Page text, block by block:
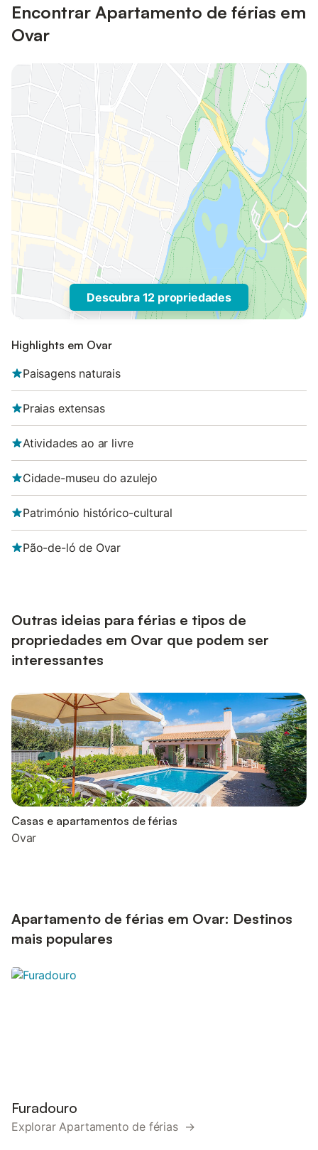
Encontrar Apartamento de férias em
Ovar
Descubra 12 propriedades
Highlights em Ovar
Paisagens naturais
Praias extensas
Atividades ao ar livre
Cidade-museu do azulejo
Património histórico-cultural
Pão-de-ló de Ovar
Outras ideias para férias e tipos de
propriedades em Ovar que podem ser
interessantes
Casas e apartamentos de férias
Ovar
Apartamento de férias em Ovar: Destinos
mais populares
Furadouro
Explorar Apartamento de férias →